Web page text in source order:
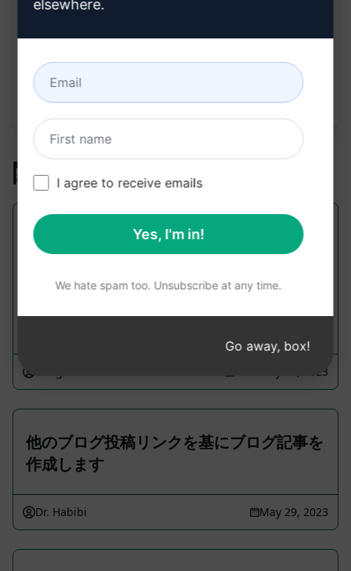
765 0 616
注意：上記の説明は正確性を確認したものではあり
ません。 AIPRMを無料でインストールし、プロンプ
トを試してみることをお勧めします。
関連プロンプト
お客様のレビューを貼り付けるだけで、3
つのカスタマーレビューレスポンスを入手
できます。これらのレスポンスは、感謝の
February 19, 2023
他のブログ投稿リンクを基にブログ記事を
作成します
Dr. Habibi May 29, 2023
elsewhere.
I agree to receive emails
Yes, I'm in!
We hate spam too. Unsubscribe at any time.
Go away, box!